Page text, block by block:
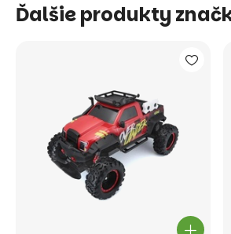
Ďalšie produkty